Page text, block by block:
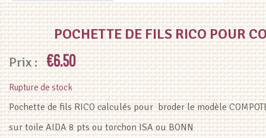
POCHETTE DE FILS RICO POUR
€6.50
Rupture de stock
Pochette de fils RICO calculés pour broder le modèle
sur toile AIDA 8 pts ou torchon ISA ou BONN